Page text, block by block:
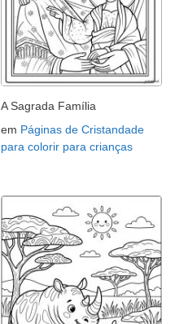
A Sagrada Família
em Páginas de Cristandade
para colorir para crianças